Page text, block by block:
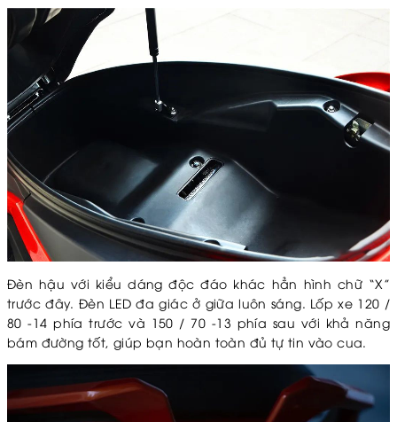
Đèn hậu với kiểu dáng độc đáo khác hẳn hình chữ “X”
trước đây. Đèn LED đa giác ở giữa luôn sáng. Lốp xe 120 /
80 -14 phía trước và 150 / 70 -13 phía sau với khả năng
bám đường tốt, giúp bạn hoàn toàn đủ tự tin vào cua.